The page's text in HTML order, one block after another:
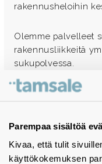
Parempaa sisältöä
Kivaa, että tulit
käyttökokemuksen
rakennusheloihin
Olemme palvelleet
rakennusliikkeitä
sukupolvessa.
Ota yhteyttä -
Tuotekuvastot
Instagram